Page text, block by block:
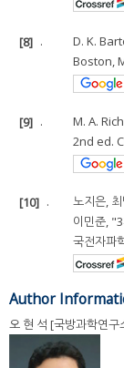
[8] . D. K.
Boston,
[9] . M. A.
2nd ed.
[10] .
노지은,
이민준,
국전자파
Author
오 현 석 [국방과학연